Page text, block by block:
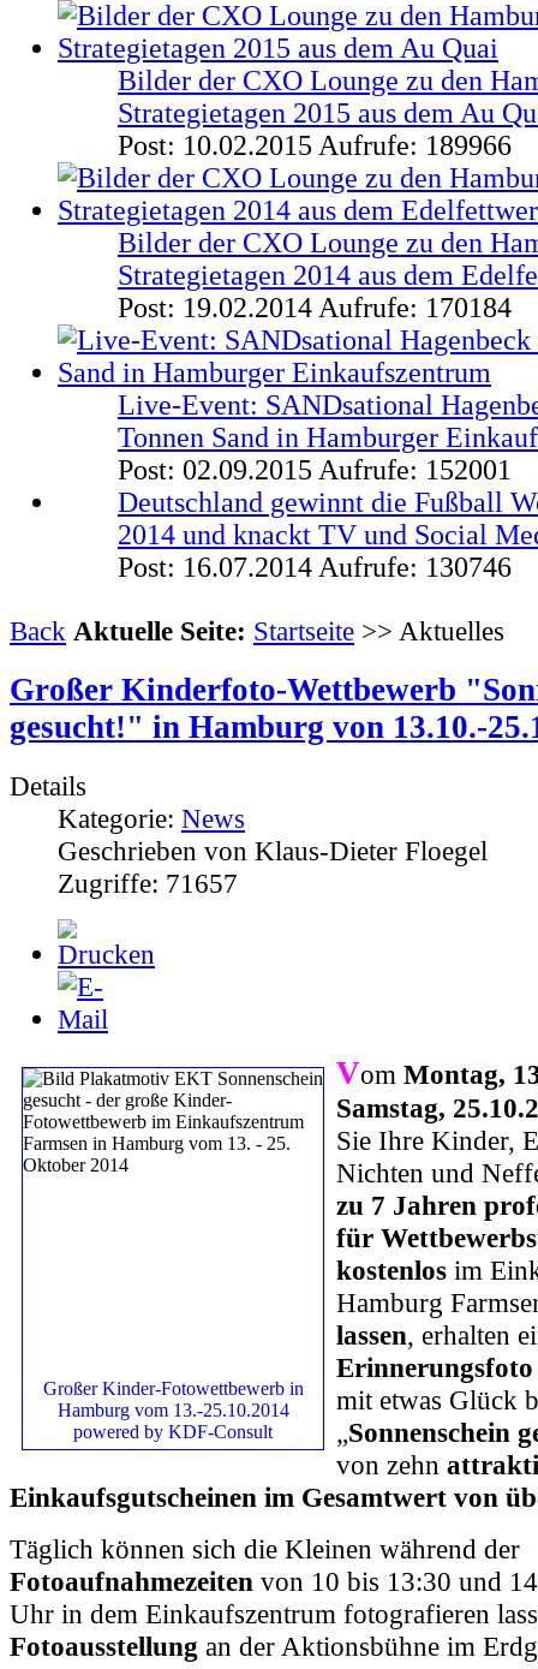
Bilder der CXO Lounge zu den
Strategietagen 2015 aus dem Au
Post: 10.02.2015 Aufrufe: 189966
Bilder der CXO Lounge zu den
Strategietagen 2014 aus dem
Post: 19.02.2014 Aufrufe: 170184
Live-Event: SANDsational
Tonnen Sand in Hamburger
Post: 02.09.2015 Aufrufe: 152001
Deutschland gewinnt die Fußball
2014 und knackt TV und Social
Post: 16.07.2014 Aufrufe: 130746
Back Aktuelle Seite: Startseite >> Aktuelles
Großer Kinderfoto-Wettbewerb
gesucht!" in Hamburg von 13.10.-
Details
Kategorie: News
Geschrieben von Klaus-Dieter Floegel
Zugriffe: 71657
Großer Kinder-Fotowettbewerb in
Hamburg vom 13.-25.10.2014
powered by KDF-Consult
Vom Montag,
Samstag,
Sie Ihre Kinder,
Nichten und
zu 7 Jahren
für
kostenlos im
Hamburg
lassen, erhalten
Erinnerungsfoto
mit etwas Glück
„Sonnenschein
von zehn
Einkaufsgutscheinen im Gesamtwert von
Täglich können sich die Kleinen während der
Fotoaufnahmezeiten von 10 bis 13:30 und
Uhr in dem Einkaufszentrum fotografieren
Fotoausstellung an der Aktionsbühne im